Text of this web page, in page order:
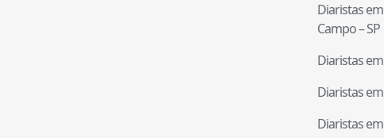
Diaristas em
Campo–SP
Diaristas em
Diaristas em
Diaristas em